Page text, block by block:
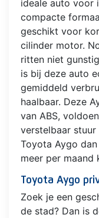
ideale auto voor
compacte
geschikt voor
cilinder motor.
ritten niet
is bij deze auto
gemiddeld
haalbaar. Deze
van ABS,
verstelbaar
Toyota Aygo
meer per maand
Toyota Aygo
Zoek je een
de stad? Dan is